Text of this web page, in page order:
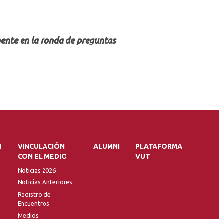
en la ronda de preguntas
VINCULACIÓN
CON EL MEDIO
Noticias 2026
Noticias Anteriores
Registro de
Encuentros
Medios
ALUMNI
PLATAFORMA
VUT